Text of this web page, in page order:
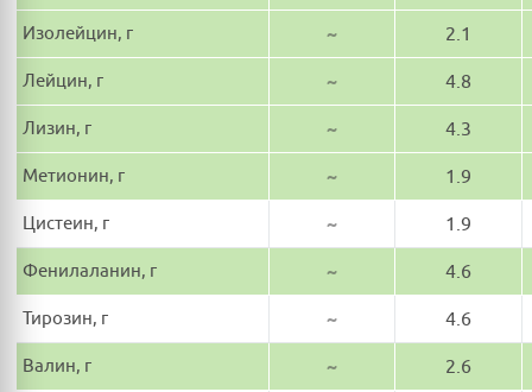
Изолейцин, г ~ 2.1
Лейцин, г ~ 4.8
Лизин, г ~ 4.3
Метионин, г ~ 1.9
Цистеин, г ~ 1.9
Фенилаланин, г ~ 4.6
Тирозин, г ~ 4.6
Валин, г ~ 2.6